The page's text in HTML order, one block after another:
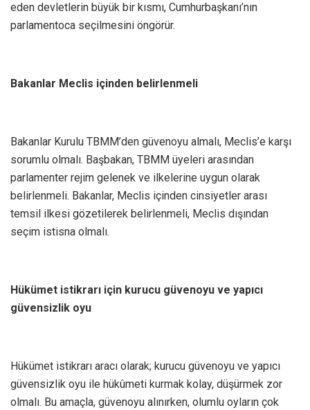
eden devletlerin büyük bir kısmı, Cumhurbaşkanı’nın
parlamentoca seçilmesini öngörür.
Bakanlar Meclis içinden belirlenmeli
Bakanlar Kurulu TBMM’den güvenoyu almalı, Meclis’e karşı
sorumlu olmalı. Başbakan, TBMM üyeleri arasından
parlamenter rejim gelenek ve ilkelerine uygun olarak
belirlenmeli. Bakanlar, Meclis içinden cinsiyetler arası
temsil ilkesi gözetilerek belirlenmeli, Meclis dışından
seçim istisna olmalı.
Hükümet istikrarı için kurucu güvenoyu ve yapıcı
güvensizlik oyu
Hükümet istikrarı aracı olarak; kurucu güvenoyu ve yapıcı
güvensizlik oyu ile hükûmeti kurmak kolay, düşürmek zor
olmalı. Bu amaçla, güvenoyu alınırken, olumlu oyların çok